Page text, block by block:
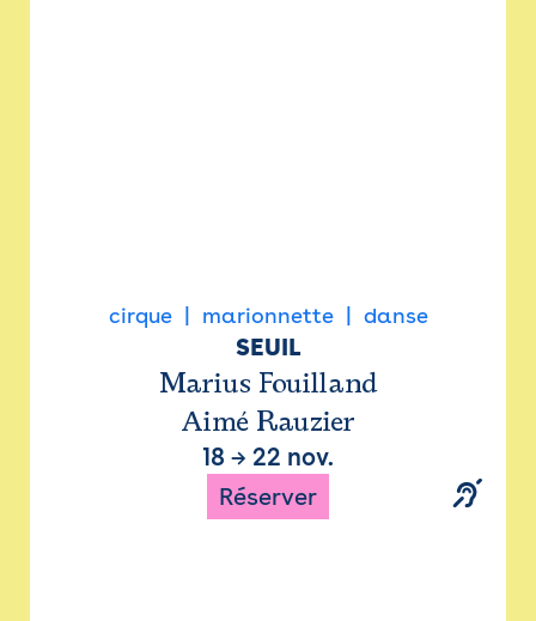
cirque marionnette danse
SEUIL
Marius Fouilland
Aimé Rauzier
18 → 22 nov.
Réserver